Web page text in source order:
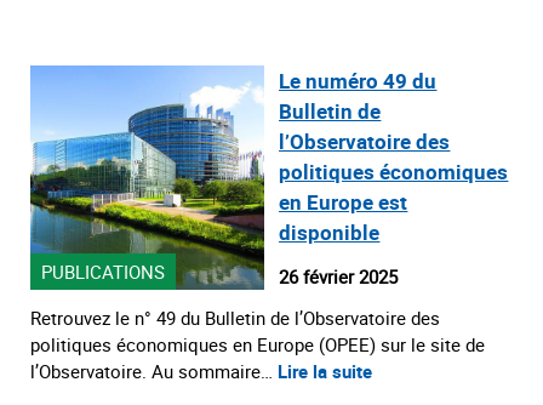
PUBLICATIONS
Le numéro 49 du
Bulletin de
l’Observatoire des
politiques économiques
en Europe est
disponible
26 février 2025
Retrouvez le n° 49 du Bulletin de l’Observatoire des
politiques économiques en Europe (OPEE) sur le site de
l’Observatoire. Au sommaire… Lire la suite